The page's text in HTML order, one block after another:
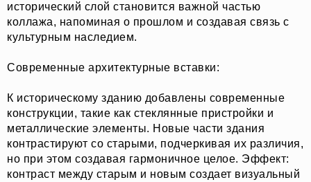
исторический слой становится важной частью
коллажа, напоминая о прошлом и создавая связь с
культурным наследием.
Современные архитектурные вставки:
К историческому зданию добавлены современные
конструкции, такие как стеклянные пристройки и
металлические элементы. Новые части здания
контрастируют со старыми, подчеркивая их различия,
но при этом создавая гармоничное целое. Эффект:
контраст между старым и новым создает визуальный